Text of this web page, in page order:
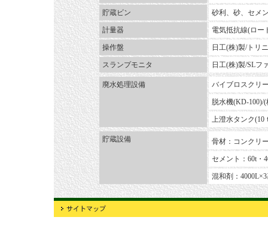
貯蔵ビン 砂利、砂、セメ
計量器 電気抵抗線(ロー
操作盤 日工(株)製/トリ
スランプモニタ 日工(株)製/SLフ
廃水処理設備 バイブロスクリ
脱水機(KD-100)/
上澄水タンク(10
貯蔵設備 骨材：コンクリ
セメント：60t・
混和剤：